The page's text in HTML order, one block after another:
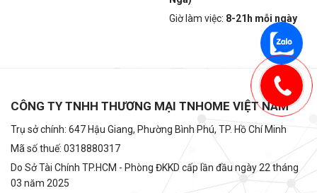
Giờ làm việc: 8-21h mỗi ngày
CÔNG TY TNHH THƯƠNG MẠI TNHOME VIỆT NAM
Trụ sở chính: 647 Hậu Giang, Phường Bình Phú, TP. Hồ Chí Minh
Mã số thuế: 0318880317
Do Sở Tài Chính TP.HCM - Phòng ĐKKD cấp lần đầu ngày 22 tháng
03 năm 2025